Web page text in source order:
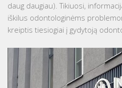
daug daugiau). Tikiuosi,
iškilus odontologinėms
kreiptis tiesiogiai į gydytoją